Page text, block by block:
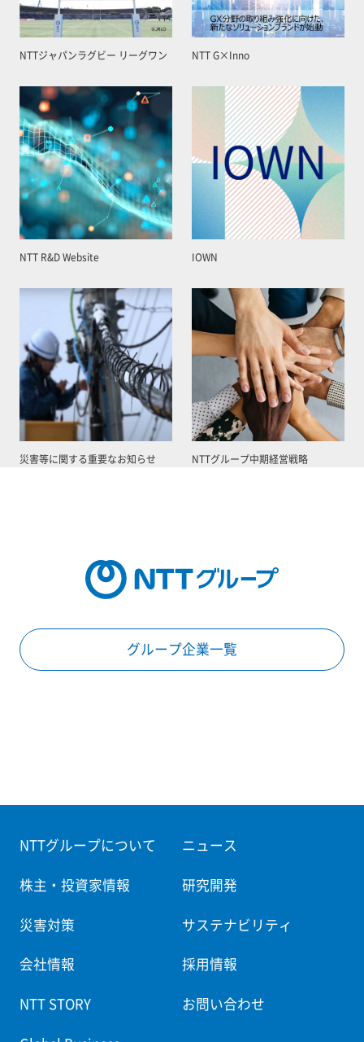
NTTジャパンラグビー リーグワン NTT G×Inno
NTT R&D Website IOWN
災害等に関する重要なお知らせ NTTグループ中期経営戦略
グループ企業一覧
NTTグループについて ニュース
株主・投資家情報 研究開発
災害対策 サステナビリティ
会社情報 採用情報
NTT STORY お問い合わせ